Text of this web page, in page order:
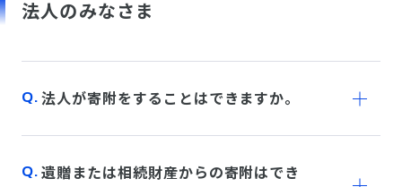
法人のみなさま
法人が寄附をすることはできますか。
遺贈または相続財産からの寄附はでき